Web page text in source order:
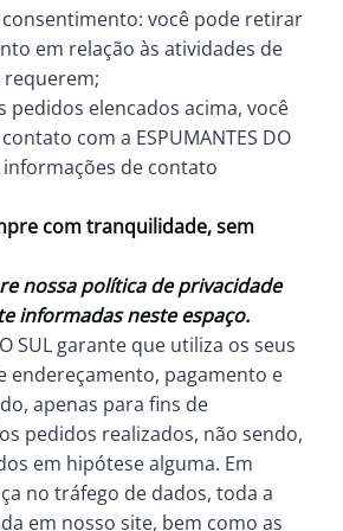
consentimento: você pode retirar
em relação às atividades de
pedidos elencados acima, você
com a ESPUMANTES DO
de contato
com tranquilidade, sem
nossa política de privacidade
informadas neste espaço.
SUL garante que utiliza os seus
endereçamento, pagamento e
apenas para fins de
pedidos realizados, não sendo,
em hipótese alguma. Em
no tráfego de dados, toda a
em nosso site, bem como as